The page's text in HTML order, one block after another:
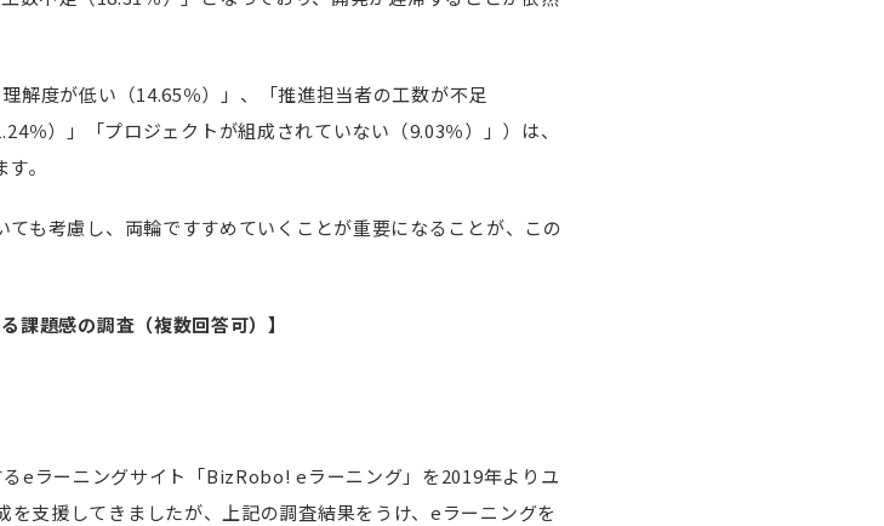
解度が低い（14.65％）」、「推進担当者の工数が不足
％）」「プロジェクトが組成されていない（9.03％）」）は、
。
も考慮し、両輪ですすめていくことが重要になることが、この
課題感の調査（複数回答可）】
eラーニングサイト「BizRobo! eラーニング」を2019年よりユ
支援してきましたが、上記の調査結果をうけ、eラーニングを